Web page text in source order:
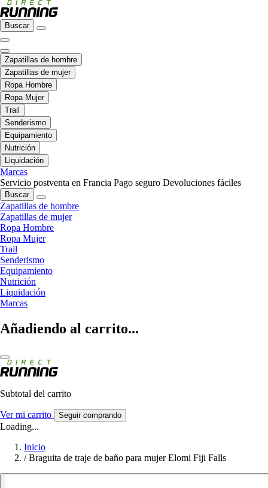
Buscar
Zapatillas de hombre
Zapatillas de mujer
Ropa Hombre
Ropa Mujer
Trail
Senderismo
Equipamiento
Nutrición
Liquidación
Marcas
Servicio postventa en Francia Pago seguro Devoluciones fáciles
Buscar
Zapatillas de hombre
Zapatillas de mujer
Ropa Hombre
Ropa Mujer
Trail
Senderismo
Equipamiento
Nutrición
Liquidación
Marcas
Añadiendo al carrito...
Subtotal del carrito
Ver mi carrito Seguir comprando
Loading...
Inicio
/ Braguita de traje de baño para mujer Elomi Fiji Falls